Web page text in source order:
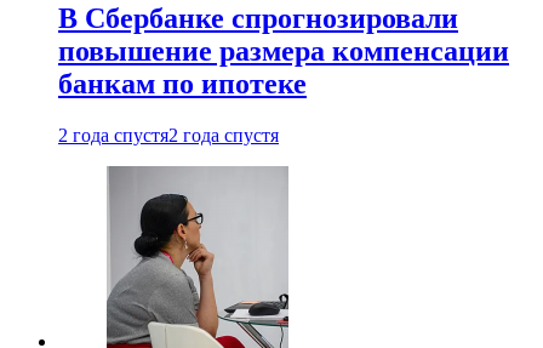
В Сбербанке спрогнозировали
повышение размера компенсации
банкам по ипотеке
2 года спустя2 года спустя